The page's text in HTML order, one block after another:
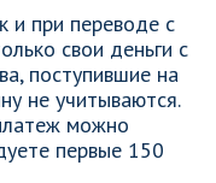
и при переводе с
свои деньги с
поступившие на
не учитываются.
можно
первые 150